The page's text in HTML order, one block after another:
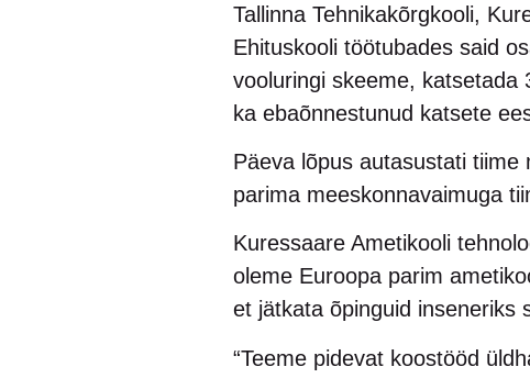
Tallinna Tehnikakõrgkooli,
Ehituskooli töötubades said
vooluringi skeeme, katsetada
ka ebaõnnestunud katsete
Päeva lõpus autasustati
parima meeskonnavaimuga
Kuressaare Ametikooli
oleme Euroopa parim
et jätkata õpinguid inseneriks
“Teeme pidevat koostööd